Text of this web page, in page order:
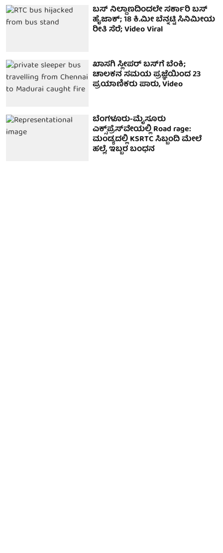
ಬಸ್ ನಿಲ್ದಾಣದಿಂದಲೇ ಸರ್ಕಾರಿ ಬಸ್
ಹೈಜಾಕ್; 18 ಕಿ.ಮೀ ಬೆನ್ನಟ್ಟಿ ಸಿನಿಮೀಯ
ರೀತಿ ಸೆರೆ; Video Viral
ಖಾಸಗಿ ಸ್ಲೀಪರ್ ಬಸ್‌ಗೆ ಬೆಂಕಿ;
ಚಾಲಕನ ಸಮಯ ಪ್ರಜ್ಞೆಯಿಂದ 23
ಪ್ರಯಾಣಿಕರು ಪಾರು, Video
ಬೆಂಗಳೂರು-ಮೈಸೂರು
ಎಕ್ಸ್‌ಪ್ರೆಸ್‌ವೇಯಲ್ಲಿ Road rage:
ಮಂಡ್ಯದಲ್ಲಿ KSRTC ಸಿಬ್ಬಂದಿ ಮೇಲೆ
ಹಲ್ಲೆ, ಇಬ್ಬರ ಬಂಧನ